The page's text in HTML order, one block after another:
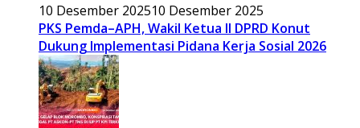
10 Desember 202510 Desember 2025
PKS Pemda–APH, Wakil Ketua II DPRD Konut
Dukung Implementasi Pidana Kerja Sosial 2026